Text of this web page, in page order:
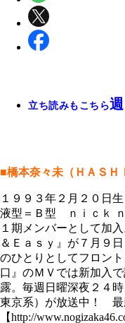
立ち読みもこちら
■橋本奈々未（ＨＡＳＨ
１９９３年２月２０日
液型＝Ｂ型 ｎｉｃｋ
１期メンバーとして加
＆Ｅａｓｙ』が７月９
のひとりとしてフロン
口』のＭＶでは新加入
露。毎週日曜深夜２４
東京系）が放送中！ 最
【http://